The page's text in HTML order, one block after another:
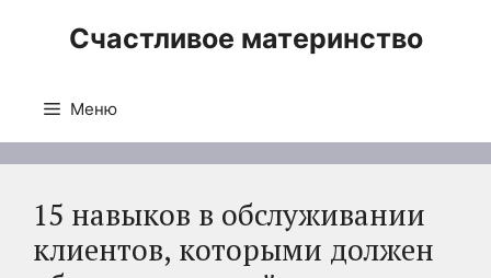
Счастливое материнство
Меню
15 навыков в обслуживании
клиентов, которыми должен